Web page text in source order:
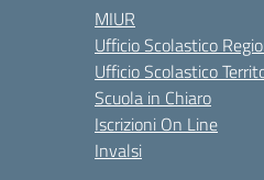
MIUR
Ufficio Scolastico
Ufficio Scolastico
Scuola in Chiaro
Iscrizioni On Line
Invalsi